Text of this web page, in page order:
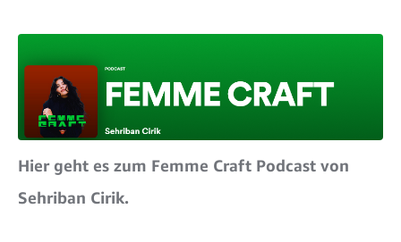
Hier geht es zum Femme Craft Podcast von
Sehriban Cirik.